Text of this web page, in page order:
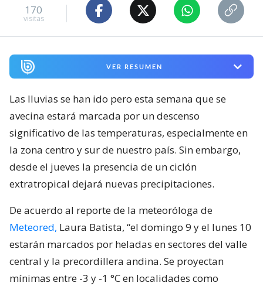
170
visitas
VER RESUMEN
Las lluvias se han ido pero esta semana que se
avecina estará marcada por un descenso
significativo de las temperaturas, especialmente en
la zona centro y sur de nuestro país. Sin embargo,
desde el jueves la presencia de un ciclón
extratropical dejará nuevas precipitaciones.
De acuerdo al reporte de la meteoróloga de
Meteored, Laura Batista, “el domingo 9 y el lunes 10
estarán marcados por heladas en sectores del valle
central y la precordillera andina. Se proyectan
mínimas entre -3 y -1 °C en localidades como